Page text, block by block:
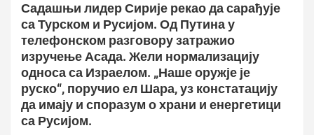
Садашњи лидер Сирије рекао да сарађује
са Турском и Русијом. Од Путина у
телефонском разговору затражио
изручење Асада. Жели нормализацију
односа са Израелом. „Наше оружје је
руско“, поручио ел Шара, уз констатацију
да имају и споразум о храни и енергетици
са Русијом.